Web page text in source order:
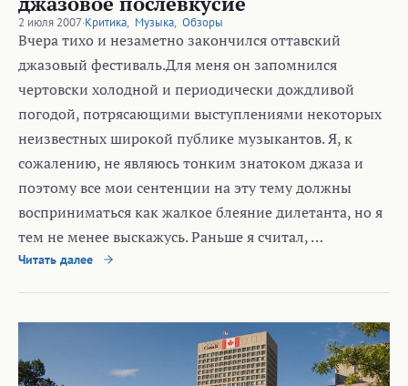
2 июля 2007·Критика, Музыка, Обзоры
Вчера тихо и незаметно закончился оттавский
джазовый фестиваль.Для меня он запомнился
чертовски холодной и периодически дождливой
погодой, потрясающими выступлениями некоторых
неизвестных широкой публике музыкантов. Я, к
сожалению, не являюсь тонким знатоком джаза и
поэтому все мои сентенции на эту тему должны
восприниматься как жалкое блеяние дилетанта, но я
тем не менее выскажусь. Раньше я считал, …
Читать далее